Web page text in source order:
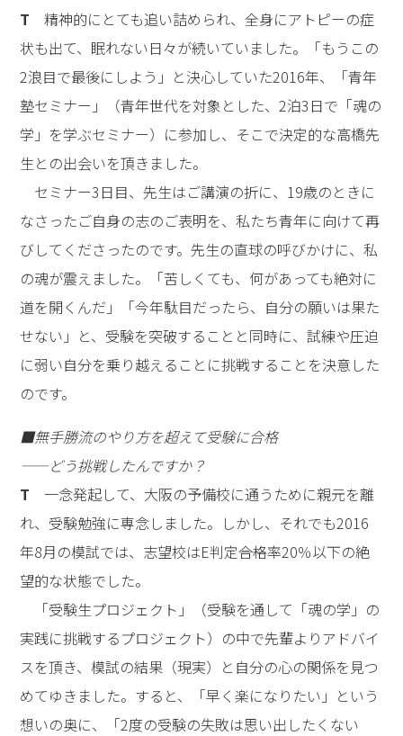
T 精神的にとても追い詰められ、全身にアトピーの症
状も出て、眠れない日々が続いていました。「もうこの
2浪目で最後にしよう」と決心していた2016年、「青年
塾セミナー」（青年世代を対象とした、2泊3日で「魂の
学」を学ぶセミナー）に参加し、そこで決定的な高橋先
生との出会いを頂きました。
セミナー3日目、先生はご講演の折に、19歳のときに
なさったご自身の志のご表明を、私たち青年に向けて再
びしてくださったのです。先生の直球の呼びかけに、私
の魂が震えました。「苦しくても、何があっても絶対に
道を開くんだ」「今年駄目だったら、自分の願いは果た
せない」と、受験を突破することと同時に、試練や圧迫
に弱い自分を乗り越えることに挑戦することを決意した
のです。
■無手勝流のやり方を超えて受験に合格
――どう挑戦したんですか？
T 一念発起して、大阪の予備校に通うために親元を離
れ、受験勉強に専念しました。しかし、それでも2016
年8月の模試では、志望校はE判定――合格率20％以下の絶
望的な状態でした。
「受験生プロジェクト」（受験を通して「魂の学」の
実践に挑戦するプロジェクト）の中で先輩よりアドバイ
スを頂き、模試の結果（現実）と自分の心の関係を見つ
めてゆきました。すると、「早く楽になりたい」という
想いの奥に、「2度の受験の失敗は思い出したくない